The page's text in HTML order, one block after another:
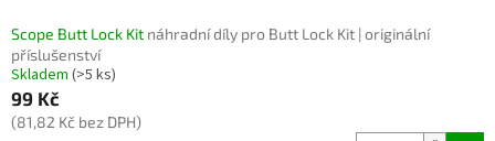
Scope Butt Lock Kit náhradní díly pro Butt Lock Kit | originální
příslušenství
Skladem (>5 ks)
99 Kč
(81,82 Kč bez DPH)